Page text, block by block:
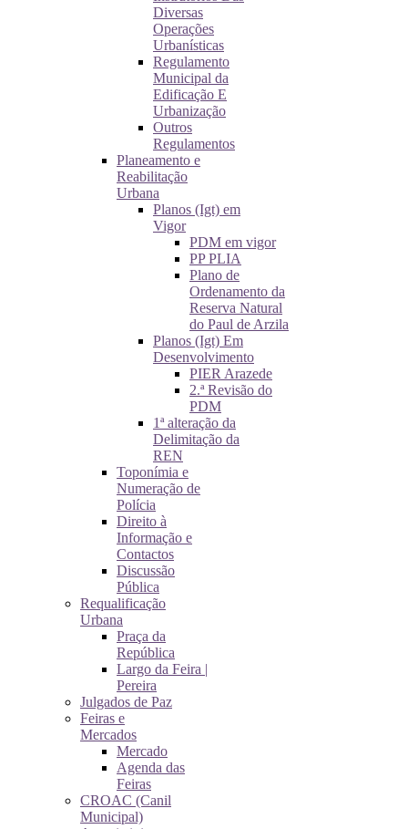
Diversas
Operações
Urbanísticas
Regulamento
Municipal da
Edificação E
Urbanização
Outros
Regulamentos
Planeamento e
Reabilitação
Urbana
Planos (Igt) em
Vigor
PDM em vigor
PP PLIA
Plano de
Ordenamento da
Reserva Natural
do Paul de Arzila
Planos (Igt) Em
Desenvolvimento
PIER Arazede
2.ª Revisão do
PDM
1ª alteração da
Delimitação da
REN
Toponímia e
Numeração de
Polícia
Direito à
Informação e
Contactos
Discussão
Pública
Requalificação
Urbana
Praça da
República
Largo da Feira |
Pereira
Julgados de Paz
Feiras e
Mercados
Mercado
Agenda das
Feiras
CROAC (Canil
Municipal)